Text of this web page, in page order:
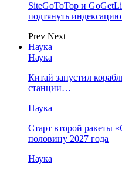
SiteGoToTop и
подтянуть
Prev Next
Наука
Наука
Китай запустил
станции…
Наука
Старт второй ракеты
половину 2027 года
Наука